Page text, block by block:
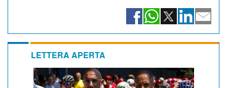
LETTERA APERTA